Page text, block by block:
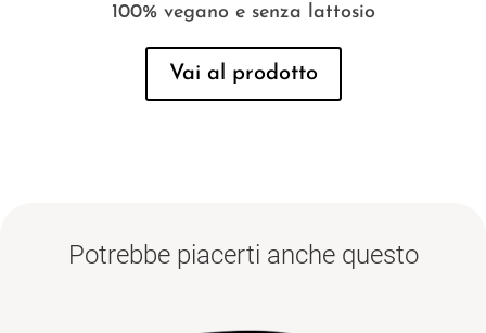
100% vegano e senza lattosio
Vai al prodotto
Potrebbe piacerti anche questo